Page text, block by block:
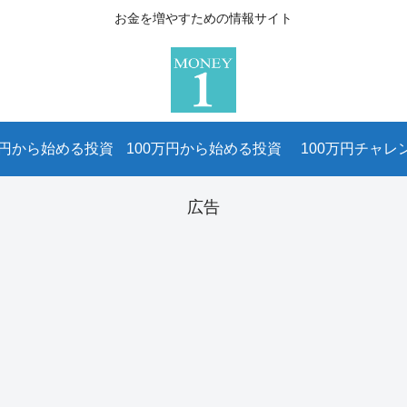
お金を増やすための情報サイト
から始める投資 100万円から始める投資 100万円チャレ
広告